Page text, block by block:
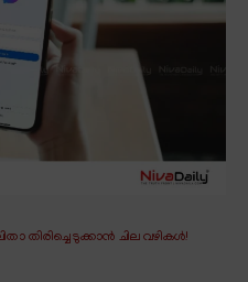
തിരിച്ചെടുക്കാൻ ചില വഴികൾ!